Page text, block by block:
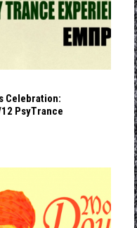
Celebration:
PsyTrance